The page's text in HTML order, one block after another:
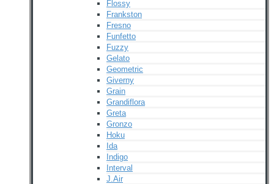
Flossy
Frankston
Fresno
Funfetto
Fuzzy
Gelato
Geometric
Giverny
Grain
Grandiflora
Greta
Gronzo
Hoku
Ida
Indigo
Interval
J.Air